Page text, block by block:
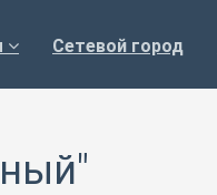
Сетевой город